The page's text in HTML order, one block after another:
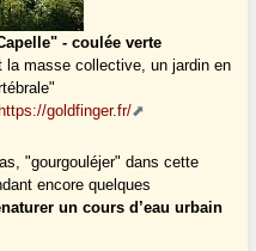
- coulée verte
la masse collective, un jardin en
https://goldfinger.fr/
"gourgouléjer" dans cette
encore quelques
un cours d’eau urbain